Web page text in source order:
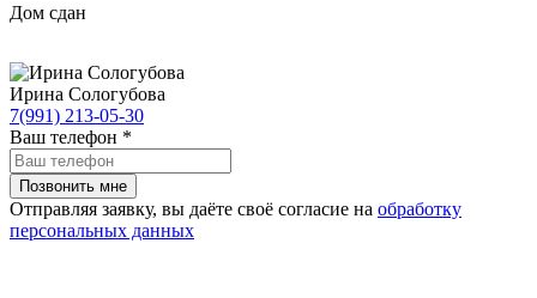
Дом сдан
Ирина Сологубова
7(991) 213-05-30
Ваш телефон *
Отправляя заявку, вы даёте своё согласие на обработку
персональных данных